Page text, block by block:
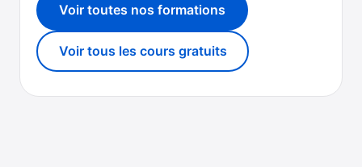
Voir toutes nos formations
Voir tous les cours gratuits